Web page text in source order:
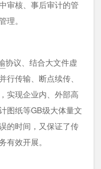
审核、事后审计的管
理。
协议、结合大文件虚
传输、断点续传、
实现企业内、外部高
图纸等GB级大体量文
的时间，又保证了传
有效开展。